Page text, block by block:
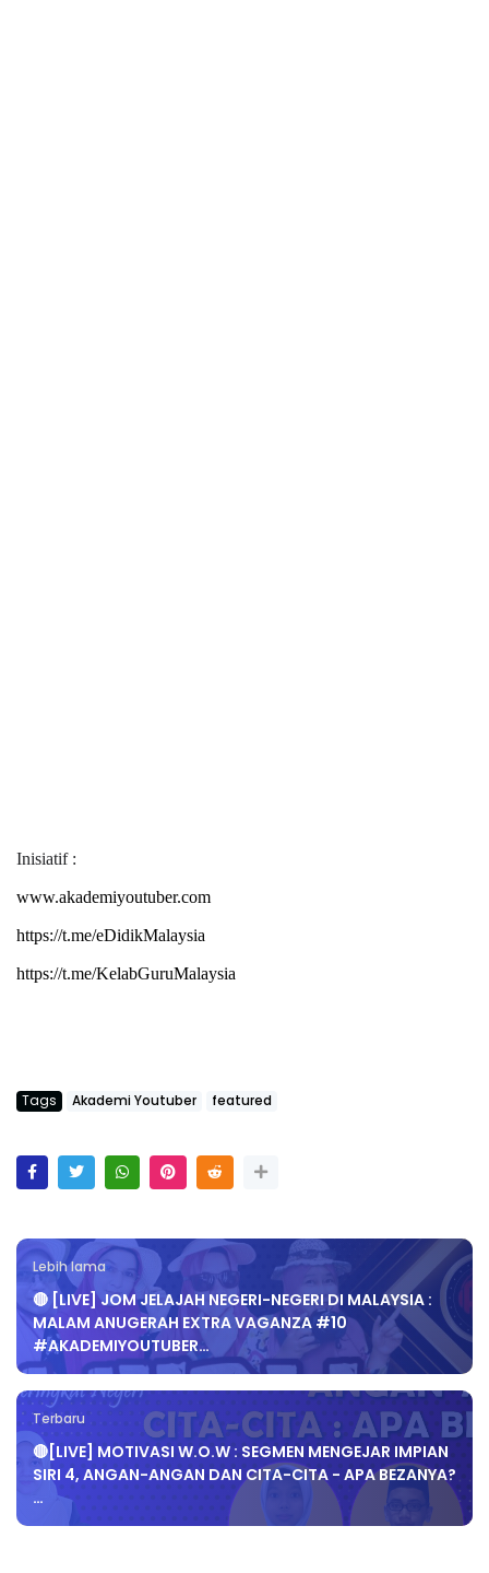
Inisiatif :
www.akademiyoutuber.com
https://t.me/eDidikMalaysia
https://t.me/KelabGuruMalaysia
Tags Akademi Youtuber featured
Lebih lama
🔴 [LIVE] JOM JELAJAH NEGERI-NEGERI DI MALAYSIA :
MALAM ANUGERAH EXTRA VAGANZA #10
#AKADEMIYOUTUBER…
Terbaru
🔴[LIVE] MOTIVASI W.O.W : SEGMEN MENGEJAR IMPIAN
SIRI 4, ANGAN-ANGAN DAN CITA-CITA - APA BEZANYA?
…